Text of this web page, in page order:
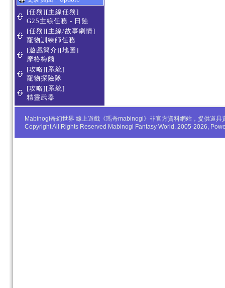
[任務][主線任務]
G25主線任務 - 日蝕
[任務][主線/故事劇情]
寵物訓練師任務
[遊戲簡介][地圖]
摩格梅爾
[攻略][系統]
寵物探險隊
[攻略][系統]
精靈武器
Mabinogi奇幻世界 線上遊戲《瑪奇mabinogi》非官方資料網站，提供道
Copyright All Rights Reserved Mabinogi Fantasy World. 2005-2026,